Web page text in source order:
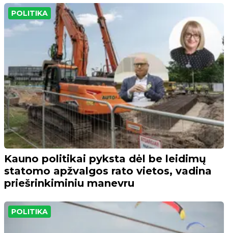
POLITIKA
Kauno politikai pyksta dėl be leidimų
statomo apžvalgos rato vietos, vadina
priešrinkiminiu manevru
POLITIKA